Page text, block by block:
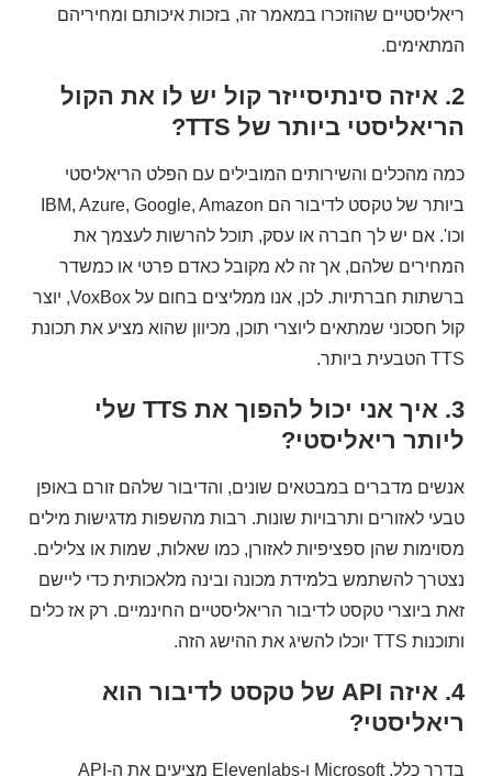
ריאליסטיים שהוזכרו במאמר זה, בזכות איכותם ומחיריהם
המתאימים.
2. איזה סינתיסייזר קול יש לו את הקול
הריאליסטי ביותר של TTS?
כמה מהכלים והשירותים המובילים עם הפלט הריאליסטי
ביותר של טקסט לדיבור הם IBM, Azure, Google, Amazon
וכו'. אם יש לך חברה או עסק, תוכל להרשות לעצמך את
המחירים שלהם, אך זה לא מקובל כאדם פרטי או כמשדר
ברשתות חברתיות. לכן, אנו ממליצים בחום על VoxBox, יוצר
קול חסכוני שמתאים ליוצרי תוכן, מכיוון שהוא מציע את תכונת
TTS הטבעית ביותר.
3. איך אני יכול להפוך את TTS שלי
ליותר ריאליסטי?
אנשים מדברים במבטאים שונים, והדיבור שלהם זורם באופן
טבעי לאזורים ותרבויות שונות. רבות מהשפות מדגישות מילים
מסוימות שהן ספציפיות לאזורן, כמו שאלות, שמות או צלילים.
נצטרך להשתמש בלמידת מכונה ובינה מלאכותית כדי ליישם
זאת ביוצרי טקסט לדיבור הריאליסטיים החינמיים. רק אז כלים
ותוכנות TTS יוכלו להשיג את ההישג הזה.
4. איזה API של טקסט לדיבור הוא
ריאליסטי?
בדרך כלל, Microsoft ו-Elevenlabs מציעים את ה-API